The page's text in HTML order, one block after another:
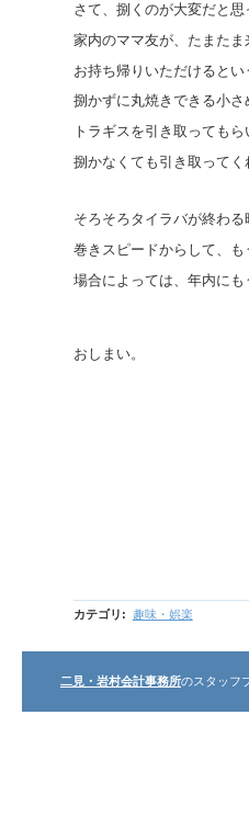
さて、捌くのが大変だと思
家内のママ友が、たまたま
お持ち帰りいただけるとい
捌かずに丸焼きできる小さ
トラギスを引き取ってもら
捌かなくても引き取ってく
そろそろタイラバが終わる
巻きスピードからして、も
場合によっては、年内にも
おしまい。
カテゴリ : 趣味・娯楽
二見・岩村会計事務所のスタッフ